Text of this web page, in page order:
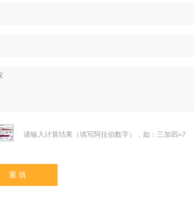
请输入计算结果（填写阿拉伯数字），如：三加四=7